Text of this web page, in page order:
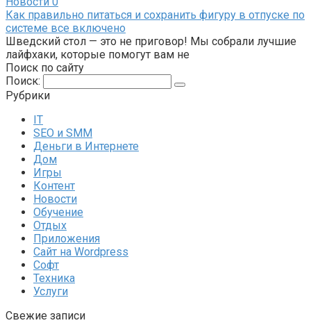
Как правильно питаться и сохранить фигуру в отпуске по
системе все включено
Шведский стол — это не приговор! Мы собрали лучшие
лайфхаки, которые помогут вам не
Поиск по сайту
Поиск:
Рубрики
IT
SEO и SMM
Деньги в Интернете
Дом
Игры
Контент
Новости
Обучение
Отдых
Приложения
Сайт на Wordpress
Софт
Техника
Услуги
Свежие записи